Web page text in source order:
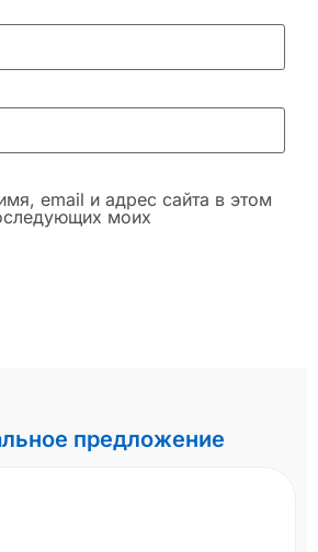
email и адрес сайта в этом
моих
предложение